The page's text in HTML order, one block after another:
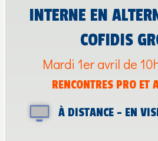
INTERNE EN
COFIDIS
Mardi 1er avril de
RENCONTRES PRO ET
À DISTANCE - EN